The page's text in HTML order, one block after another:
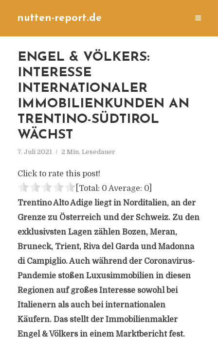
nutten-report.de
ENGEL & VÖLKERS:
INTERESSE
INTERNATIONALER
IMMOBILIENKUNDEN AN
TRENTINO-SÜDTIROL
WÄCHST
7. Juli 2021 2 Min. Lesedauer
Click to rate this post!
[Total: 0 Average: 0]
Trentino Alto Adige liegt in Norditalien, an der
Grenze zu Österreich und der Schweiz. Zu den
exklusivsten Lagen zählen Bozen, Meran,
Bruneck, Trient, Riva del Garda und Madonna
di Campiglio. Auch während der Coronavirus-
Pandemie stoßen Luxusimmobilien in diesen
Regionen auf großes Interesse sowohl bei
Italienern als auch bei internationalen
Käufern. Das stellt der Immobilienmakler
Engel & Völkers in einem Marktbericht fest.